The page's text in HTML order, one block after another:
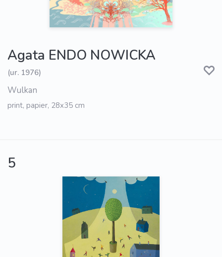
Agata ENDO NOWICKA
(ur. 1976)
Wulkan
print, papier, 28x35 cm
5